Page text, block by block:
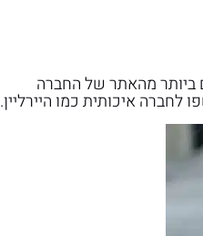
ביותר מהאתר של החברה
איכותית כמו היירליין.